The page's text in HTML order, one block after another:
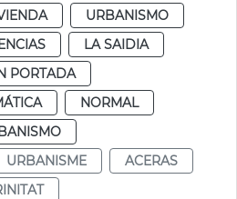
URBANISMO
LA SAIDIA
PORTADA
NORMAL
URBANISME
ACERAS